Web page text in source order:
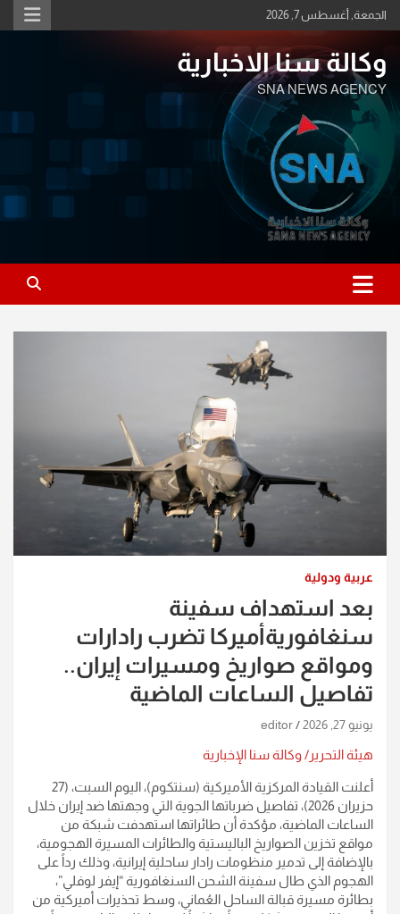
Skip
to
الجمعة, أغسطس 7, 2026
وكالة سنا الاخبارية
SNA NEWS AGENCY
عربية ودولية
بعد استهداف سفينة
سنغافوريةأميركا تضرب رادارات
ومواقع صواريخ ومسيرات إيران..
تفاصيل الساعات الماضية
يونيو 27, 2026 editor
هيئة التحرير/ وكالة سنا الإخبارية
أعلنت القيادة المركزية الأميركية (سنتكوم)، اليوم السبت، (27
حزيران 2026)، تفاصيل ضرباتها الجوية التي وجهتها ضد إيران خلال
الساعات الماضية، مؤكدة أن طائراتها استهدفت شبكة من
مواقع تخزين الصواريخ الباليستية والطائرات المسيرة الهجومية،
بالإضافة إلى تدمير منظومات رادار ساحلية إيرانية، وذلك رداً على
الهجوم الذي طال سفينة الشحن السنغافورية “إيفر لوفلي”،
بطائرة مسيرة قبالة الساحل العُماني، وسط تحذيرات أميركية من